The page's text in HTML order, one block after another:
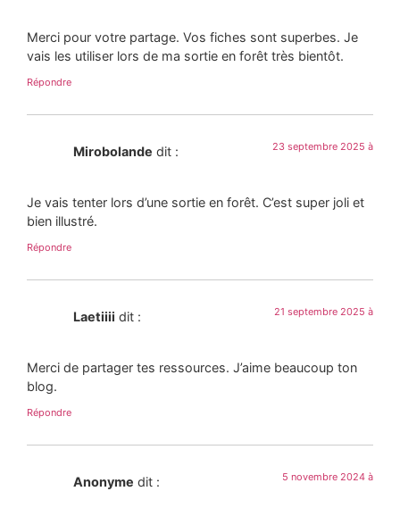
Merci pour votre partage. Vos fiches sont superbes. Je
vais les utiliser lors de ma sortie en forêt très bientôt.
Répondre
Mirobolande dit : 23 septembre 2025 à
Je vais tenter lors d’une sortie en forêt. C’est super joli et
bien illustré.
Répondre
Laetiiii dit : 21 septembre 2025 à
Merci de partager tes ressources. J’aime beaucoup ton
blog.
Répondre
Anonyme dit : 5 novembre 2024 à